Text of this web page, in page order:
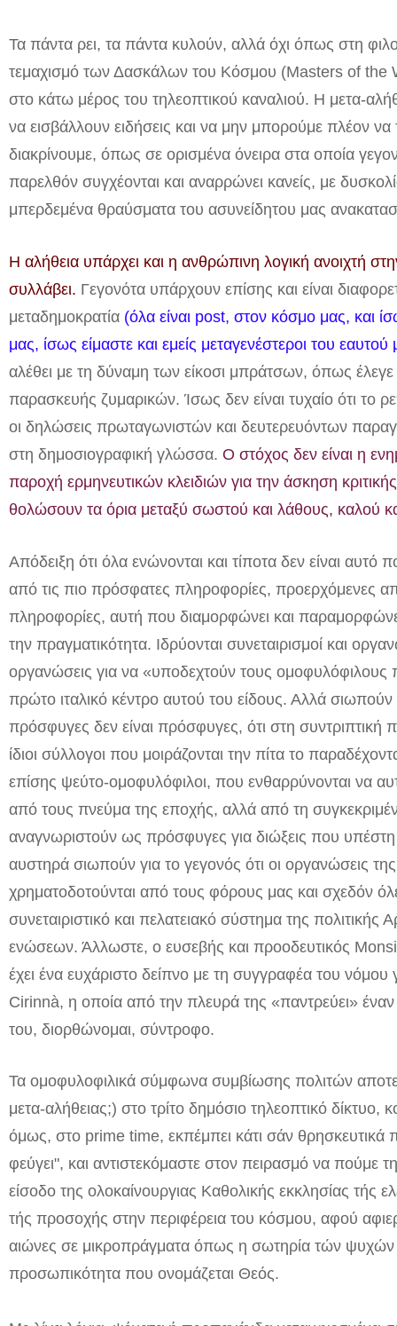
Τα πάντα ρει, τα πάντα κυλούν, αλλά όχι όπως στη
τεμαχισμό των Δασκάλων του Κόσμου (Masters of the
στο κάτω μέρος του τηλεοπτικού καναλιού. Η μετα-
να εισβάλλουν ειδήσεις και να μην μπορούμε πλέον να
διακρίνουμε, όπως σε ορισμένα όνειρα στα οποία
παρελθόν συγχέονται και αναρρώνει κανείς, με
μπερδεμένα θραύσματα του ασυνείδητου μας
Η αλήθεια υπάρχει και η ανθρώπινη λογική ανοιχτή
συλλάβει. Γεγονότα υπάρχουν επίσης και είναι
μεταδημοκρατία (όλα είναι post, στον κόσμο μας, και
μας, ίσως είμαστε και εμείς μεταγενέστεροι του εαυτού
αλέθει με τη δύναμη των είκοσι μπράτσων, όπως έλεγε
παρασκευής ζυμαρικών. Ίσως δεν είναι τυχαίο ότι το
οι δηλώσεις πρωταγωνιστών και δευτερευόντων
στη δημοσιογραφική γλώσσα. Ο στόχος δεν είναι η
παροχή ερμηνευτικών κλειδιών για την άσκηση
θολώσουν τα όρια μεταξύ σωστού και λάθους, καλού
Απόδειξη ότι όλα ενώνονται και τίποτα δεν είναι αυτό
από τις πιο πρόσφατες πληροφορίες, προερχόμενες
πληροφορίες, αυτή που διαμορφώνει και
την πραγματικότητα. Ιδρύονται συνεταιρισμοί και
οργανώσεις για να «υποδεχτούν τους
πρώτο ιταλικό κέντρο αυτού του είδους. Αλλά σιωπούν
πρόσφυγες δεν είναι πρόσφυγες, ότι στη
ίδιοι σύλλογοι που μοιράζονται την πίτα το
επίσης ψεύτο-ομοφυλόφιλοι, που ενθαρρύνονται να
από τους πνεύμα της εποχής, αλλά από τη
αναγνωριστούν ως πρόσφυγες για διώξεις που
αυστηρά σιωπούν για το γεγονός ότι οι οργανώσεις
χρηματοδοτούνται από τους φόρους μας και σχεδόν
συνεταιριστικό και πελατειακό σύστημα της πολιτικής
ενώσεων. Άλλωστε, ο ευσεβής και προοδευτικός
έχει ένα ευχάριστο δείπνο με τη συγγραφέα του νόμου
Cirinnà, η οποία από την πλευρά της «παντρεύει»
του, διορθώνομαι, σύντροφο.
Τα ομοφυλοφιλικά σύμφωνα συμβίωσης πολιτών
μετα-αλήθειας;) στο τρίτο δημόσιο τηλεοπτικό δίκτυο,
όμως, στο prime time, εκπέμπει κάτι σάν θρησκευτικά
φεύγει", και αντιστεκόμαστε στον πειρασμό να πούμε
είσοδο της ολοκαίνουργιας Καθολικής εκκλησίας τής
τής προσοχής στην περιφέρεια του κόσμου, αφού
αιώνες σε μικροπράγματα όπως η σωτηρία τών ψυχών
προσωπικότητα που ονομάζεται Θεός.